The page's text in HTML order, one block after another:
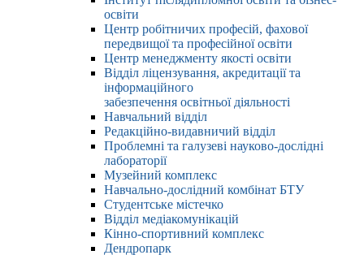
освіти
Центр робітничих професій, фахової
передвищої та професійної освіти
Центр менеджменту якості освіти
Відділ ліцензування, акредитації та
інформаційного
забезпечення освітньої діяльності
Навчальний відділ
Редакційно-видавничий відділ
Проблемні та галузеві науково-дослідні
лабораторії
Музейний комплекс
Навчально-дослідний комбінат БТУ
Студентське містечко
Відділ медіакомунікацій
Кінно-спортивний комплекс
Дендропарк